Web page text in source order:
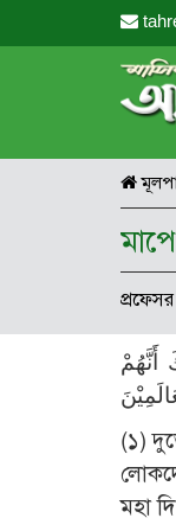
أَنَّهُمْ
(১)
মহা